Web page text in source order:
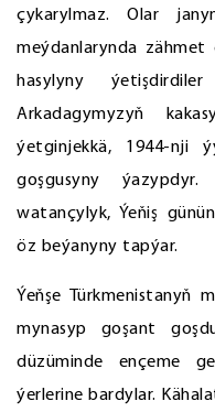
çykarylmaz. Olar
meýdanlarynda zähmet
hasylyny
Arkadagymyzyň
ýetginjekkä, 1944-nji
goşgusyny
watançylyk, Ýeňiş
öz beýanyny tapýar.
Ýeňşe Türkmenistanyň
mynasyp goşant
düzüminde ençeme
ýerlerine bardylar.